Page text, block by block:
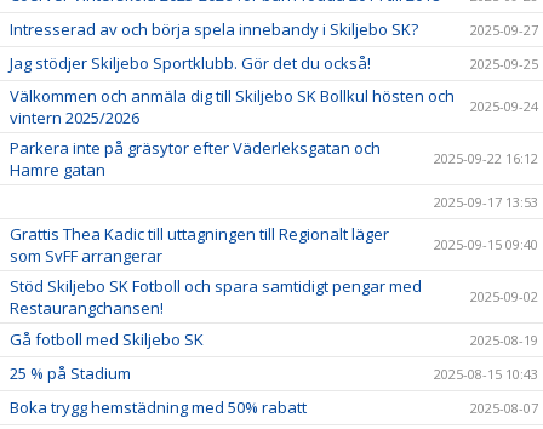
Intresserad av och börja spela innebandy i Skiljebo SK? 2025-09-27
Jag stödjer Skiljebo Sportklubb. Gör det du också! 2025-09-25
Välkommen och anmäla dig till Skiljebo SK Bollkul hösten och
vintern 2025/2026
2025-09-24
Parkera inte på gräsytor efter Väderleksgatan och
Hamre gatan
2025-09-22 16:12
2025-09-17 13:53
Grattis Thea Kadic till uttagningen till Regionalt läger
som SvFF arrangerar
2025-09-15 09:40
Stöd Skiljebo SK Fotboll och spara samtidigt pengar med
Restaurangchansen!
2025-09-02
Gå fotboll med Skiljebo SK 2025-08-19
25 % på Stadium 2025-08-15 10:43
Boka trygg hemstädning med 50% rabatt 2025-08-07